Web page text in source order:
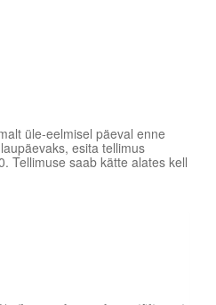
üle-eelmisel päeval enne
esita tellimus
Tellimuse saab kätte alates kell